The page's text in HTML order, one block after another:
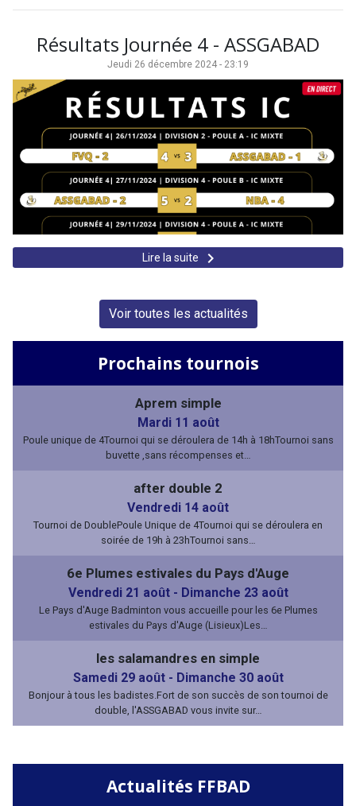
Résultats Journée 4 - ASSGABAD
Jeudi 26 décembre 2024 - 23:19
Lire la suite keyboard_arrow_right
Voir toutes les actualités
Prochains tournois
Aprem simple
Mardi 11 août
Poule unique de 4Tournoi qui se déroulera de 14h à 18hTournoi sans
buvette ,sans récompenses et…
after double 2
Vendredi 14 août
Tournoi de DoublePoule Unique de 4Tournoi qui se déroulera en
soirée de 19h à 23hTournoi sans…
6e Plumes estivales du Pays d'Auge
Vendredi 21 août- Dimanche 23 août
Le Pays d'Auge Badminton vous accueille pour les 6e Plumes
estivales du Pays d'Auge (Lisieux)Les…
les salamandres en simple
Samedi 29 août- Dimanche 30 août
Bonjour à tous les badistes.Fort de son succès de son tournoi de
double, l'ASSGABAD vous invite sur…
Actualités FFBAD